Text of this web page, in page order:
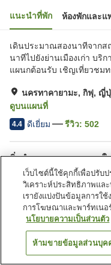
แนะนำที่พัก ห้องพักและแ
เดินประมาณสองนาทีจากส
นาทีไปยังย่านเมืองเก่า บริ
แผนกต้อนรับ เชิญเที่ยวชม
นครทาคายามะ, กิฟุ, ญี่
ดูบนแผนที่
4.4 ดีเยี่ยม รีวิว: 502
สิ่งอำนวยความสะดวก
ที่จอดรถ
เลานจ์
หน้าแรก ญี่ปุ่น กิฟุ
Tokyu Stay Hida-Takayama
เว็บไซต์นี้ใช้คุกกี้เพื่อปรับ
วิเคราะห์ประสิทธิภาพแล
เรายังแบ่งปันข้อมูลการใ
การโฆษณาและพาร์ทเนอ
นโยบายความเป็นส่วนตัว
ห้ามขายข้อมูลส่วนบุค